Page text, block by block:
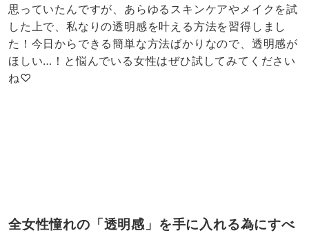
思っていたんですが、あらゆるスキンケアやメイクを試
した上で、私なりの透明感を叶える方法を習得しまし
た！今日からできる簡単な方法ばかりなので、透明感が
ほしい…！と悩んでいる女性はぜひ試してみてください
ね♡
全女性憧れの「透明感」を手に入れる為にすべ